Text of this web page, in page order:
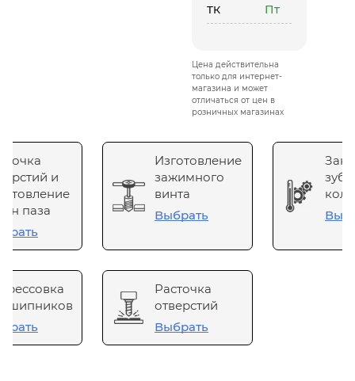
ТК
Пт
Цена действительна
только для интернет-
магазина и может
отличаться от цен в
розничных магазинах
и
паза
Изготовление
зажимного
винта
Выбрать
Расточка
отверстий
Выбрать